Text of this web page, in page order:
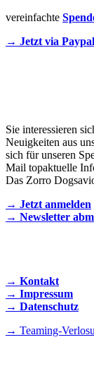
vereinfachte
→ Jetzt via
Sie interessieren
Neuigkeiten aus
sich für unseren
Mail topaktuelle
Das Zorro
→ Jetzt anmelden
→ Newsletter
→ Kontakt
→ Impressum
→ Datenschutz
→ Teaming-